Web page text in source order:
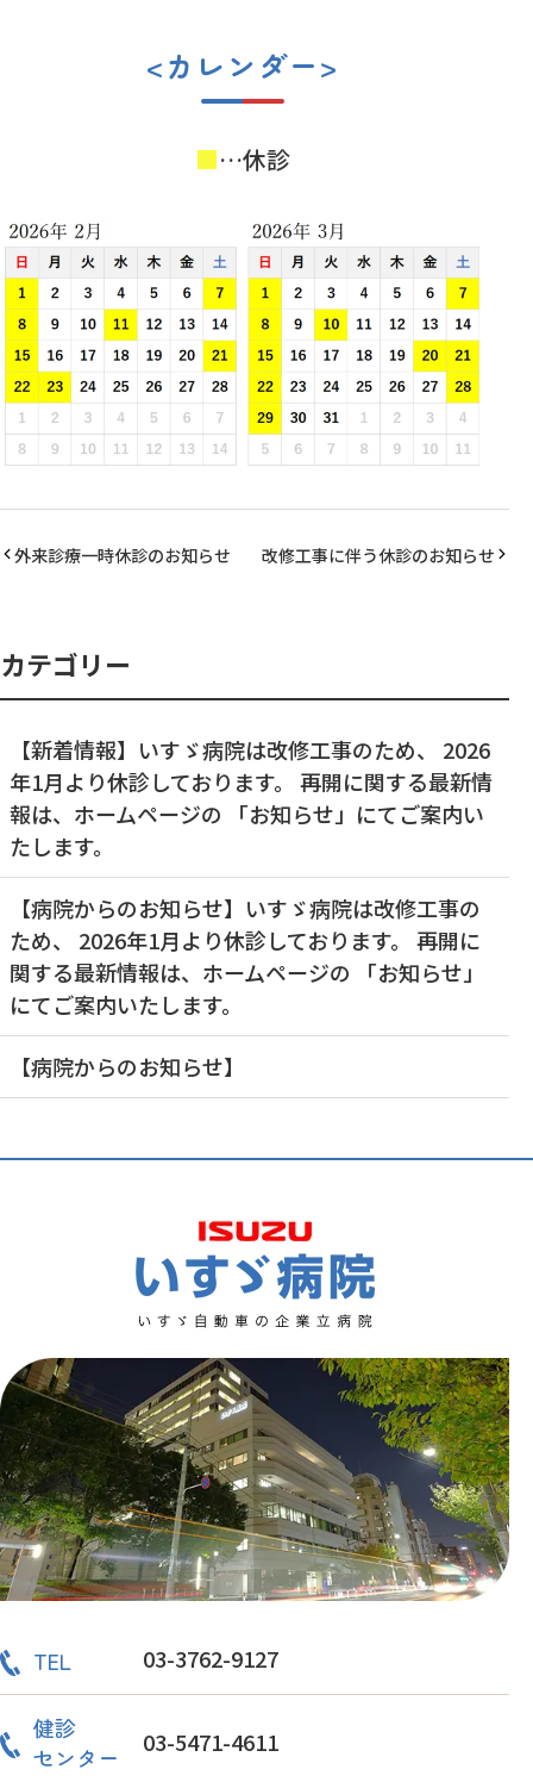
<カレンダー>
■…休診
外来診療一時休診のお知らせ 改修工事に伴う休診のお知らせ
カテゴリー
【新着情報】いすゞ病院は改修工事のため、 2026
年1月より休診しております。 再開に関する最新情
報は、ホームページの 「お知らせ」にてご案内い
たします。
【病院からのお知らせ】いすゞ病院は改修工事の
ため、 2026年1月より休診しております。 再開に
関する最新情報は、ホームページの 「お知らせ」
にてご案内いたします。
【病院からのお知らせ】
TEL 03-3762-9127
健診
センター
03-5471-4611